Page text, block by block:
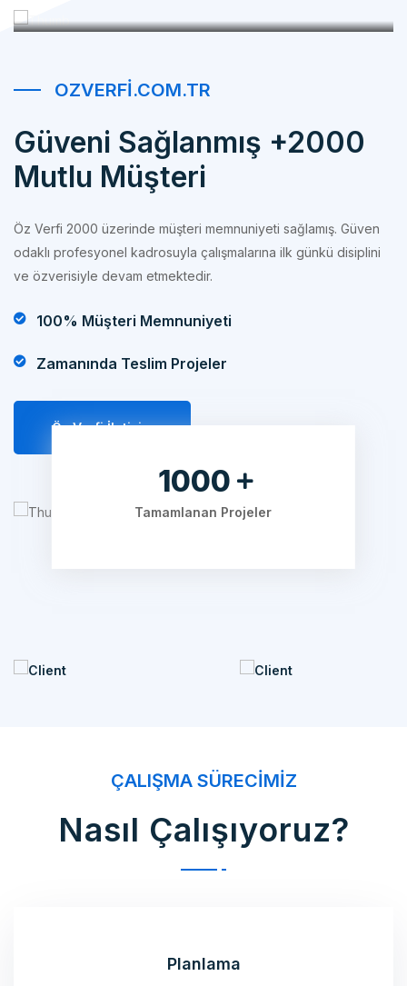
Güveni Sağlanmış +2000
Mutlu Müşteri
Öz Verfi 2000 üzerinde müşteri memnuniyeti sağlamış. Güven
ve özverisiyle devam etmektedir.
100% Müşteri Memnuniyeti
Zamanında Teslim Projeler
Tamamlanan Projeler
Nasıl Çalışıyoruz?